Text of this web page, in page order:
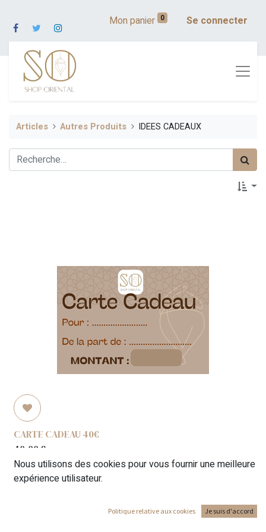
Mon panier 0 Se connecter
Articles Autres Produits IDEES CADEAUX
CARTE CADEAU 40€
40,00 €
Nous utilisons des cookies pour vous fournir une meilleure
expérience utilisateur.
Politique relative aux cookies Je suis d'accord